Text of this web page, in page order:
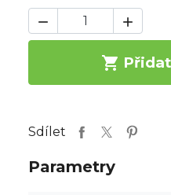
 

Sdílet
Parametry